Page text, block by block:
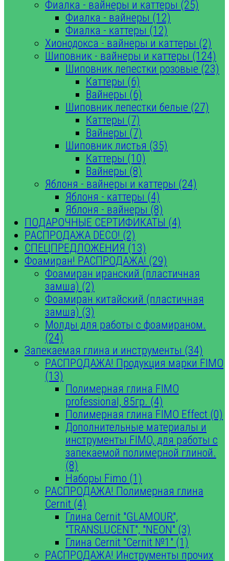
Фиалка - вайнеры и каттеры (25)
Фиалка - вайнеры (12)
Фиалка - каттеры (12)
Хионодокса - вайнеры и каттеры (2)
Шиповник - вайнеры и каттеры (124)
Шиповник лепестки розовые (23)
Каттеры (6)
Вайнеры (6)
Шиповник лепестки белые (27)
Каттеры (7)
Вайнеры (7)
Шиповник листья (35)
Каттеры (10)
Вайнеры (8)
Яблоня - вайнеры и каттеры (24)
Яблоня - каттеры (4)
Яблоня - вайнеры (8)
ПОДАРОЧНЫЕ СЕРТИФИКАТЫ (4)
РАСПРОДАЖА DECO! (2)
СПЕЦПРЕДЛОЖЕНИЯ (13)
Фоамиран! РАСПРОДАЖА! (29)
Фоамиран иранский (пластичная
замша) (2)
Фоамиран китайский (пластичная
замша) (3)
Молды для работы с фоамираном.
(24)
Запекаемая глина и инструменты (34)
РАСПРОДАЖА! Продукция марки FIMO
(13)
Полимерная глина FIMO
professional, 85гр. (4)
Полимерная глина FIMO Effect (0)
Дополнительные материалы и
инструменты FIMO, для работы с
запекаемой полимерной глиной.
(8)
Наборы Fimo (1)
РАСПРОДАЖА! Полимерная глина
Cernit (4)
Глина Cernit "GLAMOUR",
"TRANSLUCENT", "NEON" (3)
Глина Cernit "Cernit №1" (1)
РАСПРОДАЖА! Инструменты прочих